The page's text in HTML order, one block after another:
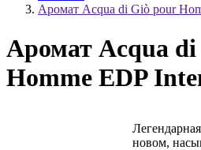
Аромат Acqua di Giò pour
Аромат Acqua
Homme EDP
новом,